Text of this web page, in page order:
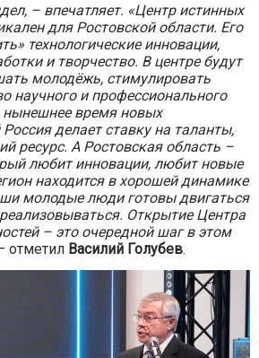
– впечатляет. «Центр истинных
для Ростовской области. Его
технологические инновации,
и творчество. В центре будут
молодёжь, стимулировать
научного и профессионального
нынешнее время новых
делает ставку на таланты,
ресурс. А Ростовская область –
любит инновации, любит новые
находится в хорошей динамике
молодые люди готовы двигаться
Открытие Центра
– это очередной шаг в этом
отметил Василий Голубев.